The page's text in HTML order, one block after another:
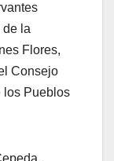
de la
Flores,
Consejo
los Pueblos